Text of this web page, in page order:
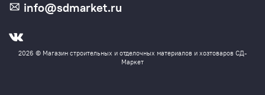
2026 © Магазин строительных и отделочных материалов и хозтоваров СД-
Маркет
info@sdmarket.ru